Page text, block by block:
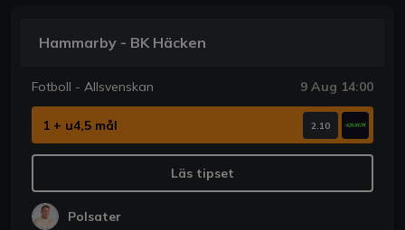
Hammarby - BK Häcken
Fotboll - Allsvenskan 9 Aug 14:00
1 + u4,5 mål 2.10
Läs tipset
Polsater